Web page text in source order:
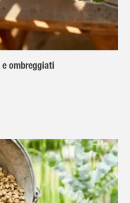
ombreggiati